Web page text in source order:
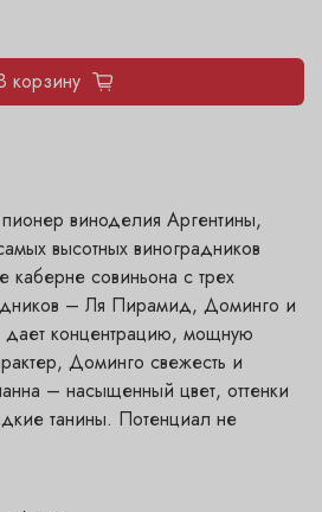
корзину
пионер виноделия Аргентины,
высотных виноградников
совиньона с трех
– Ля Пирамид, Доминго и
концентрацию, мощную
Доминго свежесть и
– насыщенный цвет, оттенки
танины. Потенциал не